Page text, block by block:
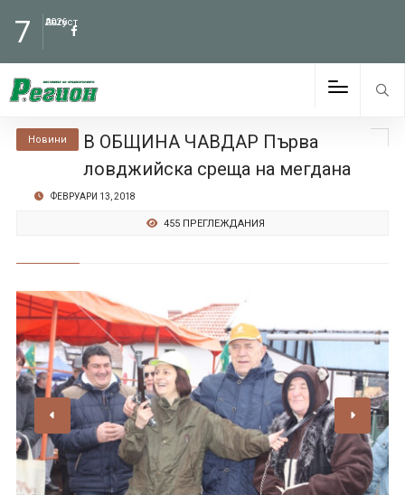
7 Август
2026
Новини
В ОБЩИНА ЧАВДАР Първа
ловджийска среща на мегдана
ФЕВРУАРИ 13, 2018
455 ПРЕГЛЕЖДАНИЯ